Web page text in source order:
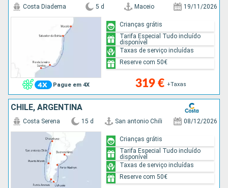
Pague em 4X
Costa Diadema 5 d Maceio 19/11/2026
319 € +Taxas
Crianças grátis
Tarifa Especial Tudo incluído
disponível
Taxas de serviço incluídas
Reserve com 50€
CHILE, ARGENTINA
Costa Serena 15 d San antonio Chili 08/12/2026
Crianças grátis
Tarifa Especial Tudo incluído
disponível
Taxas de serviço incluídas
Reserve com 50€